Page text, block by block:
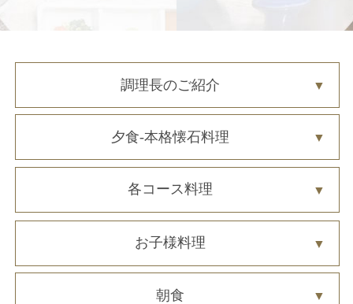
調理長のご紹介
夕食-本格懐石料理
各コース料理
お子様料理
朝食